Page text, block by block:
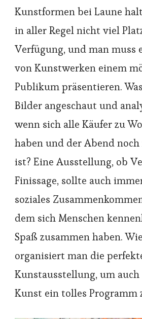
Kunstformen bei Laune
in aller Regel nicht viel
Verfügung, und man muss
von Kunstwerken einem
Publikum präsentieren.
Bilder angeschaut und
wenn sich alle Käufer zu
haben und der Abend
ist? Eine Ausstellung, ob
Finissage, sollte auch
soziales
dem sich Menschen
Spaß zusammen haben.
organisiert man die
Kunstausstellung, um
Kunst ein tolles Programm